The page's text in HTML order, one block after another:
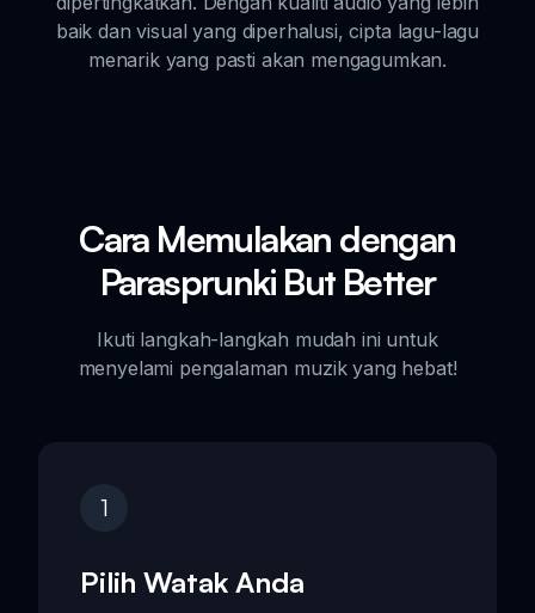
baik dan visual yang diperhalusi, cipta lagu-lagu
menarik yang pasti akan mengagumkan.
Cara Memulakan dengan
Parasprunki But Better
Ikuti langkah-langkah mudah ini untuk
menyelami pengalaman muzik yang hebat!
1
Pilih Watak Anda